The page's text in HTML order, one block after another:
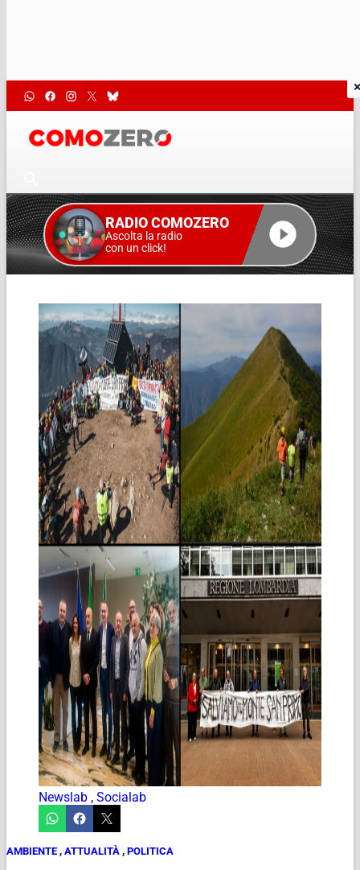
RADIO COMOZERO
Ascolta la radio
con un click!
Newslab , Socialab
AMBIENTE , ATTUALITÀ , POLITICA